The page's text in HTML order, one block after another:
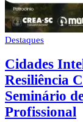
Destaques
Cidades
Resiliência
Seminário
Profissional